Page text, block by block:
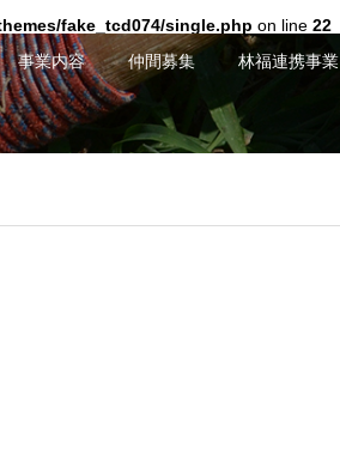
事業内容 仲間募集 林福連携事業
fake_tcd074/single.php on line 22